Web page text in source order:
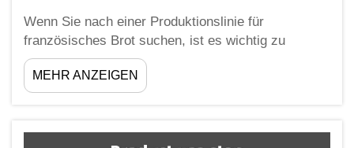
Wenn Sie nach einer Produktionslinie für
französisches Brot suchen, ist es wichtig zu
wissen, was eine gute Linie ausmacht.
Französisches Brot wird weltweit von vielen
Menschen geschätzt. Es hat eine knusprige
Brot herzustellen, benötigen Sie die richtige
MEHR ANZEIGEN